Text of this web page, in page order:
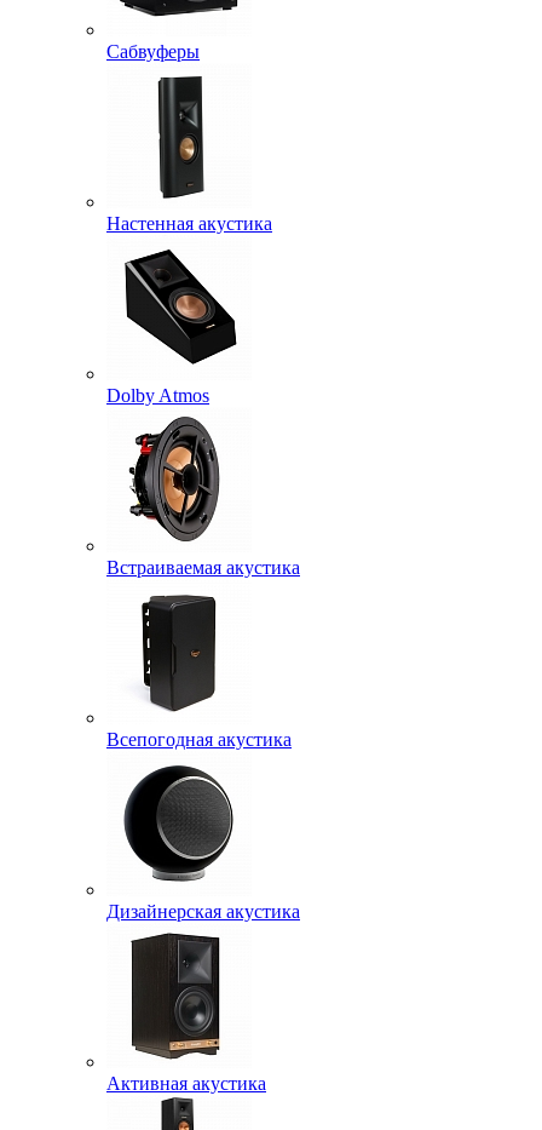
Сабвуферы
Настенная акустика
Dolby Atmos
Встраиваемая акустика
Всепогодная акустика
Дизайнерская акустика
Активная акустика